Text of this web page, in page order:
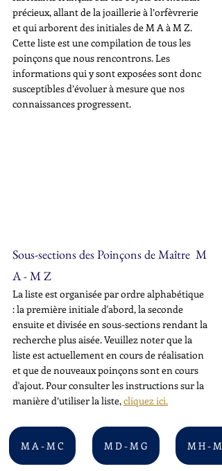
précieux, allant de la joaillerie à l’orfèvrerie
et qui arborent des initiales de M A à M Z.
Cette liste est une compilation de tous les
poinçons que nous rencontrons. Les
informations qui y sont exposées sont donc
susceptibles d’évoluer à mesure que nos
connaissances progressent.
Sous-sections des Poinçons de Maître  M
A - M Z
La liste est organisée par ordre alphabétique
: la première initiale d'abord, la seconde
ensuite et divisée en sous-sections rendant la
recherche plus aisée. Veuillez noter que la
liste est actuellement en cours de réalisation
et que de nouveaux poinçons sont en cours
d'ajout. Pour consulter les instructions sur la
manière d’utiliser la liste, cliquez ici.
M A - M C M D - M G M H - M